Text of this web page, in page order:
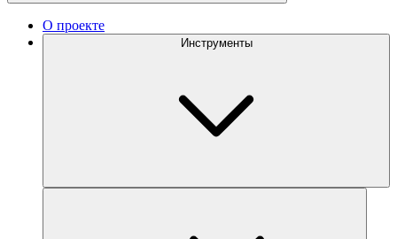
О проекте
Инструменты